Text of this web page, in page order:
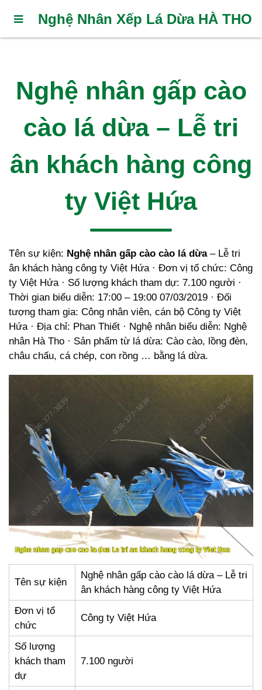
Nghệ Nhân Xếp Lá Dừa HÀ THO
Nghệ nhân gấp cào
cào lá dừa – Lễ tri
ân khách hàng công
ty Việt Hứa
Tên sự kiện: Nghệ nhân gấp cào cào lá dừa– Lễ tri
ân khách hàng công ty Việt Hứa · Đơn vị tổ chức: Công
ty Việt Hứa · Số lượng khách tham dự: 7.100 người ·
Thời gian biểu diễn: 17:00 – 19:00 07/03/2019 · Đối
tượng tham gia: Công nhân viên, cán bộ Công ty Việt
Hứa · Địa chỉ: Phan Thiết · Nghệ nhân biểu diễn: Nghệ
nhân Hà Tho · Sản phẩm từ lá dừa: Cào cào, lồng đèn,
châu chấu, cá chép, con rồng … bằng lá dừa.
Tên sự kiện
Nghệ nhân gấp cào cào lá dừa – Lễ tri
ân khách hàng công ty Việt Hứa
Đơn vị tổ
chức
Công ty Việt Hứa
Số lượng
khách tham
dự
7.100 người